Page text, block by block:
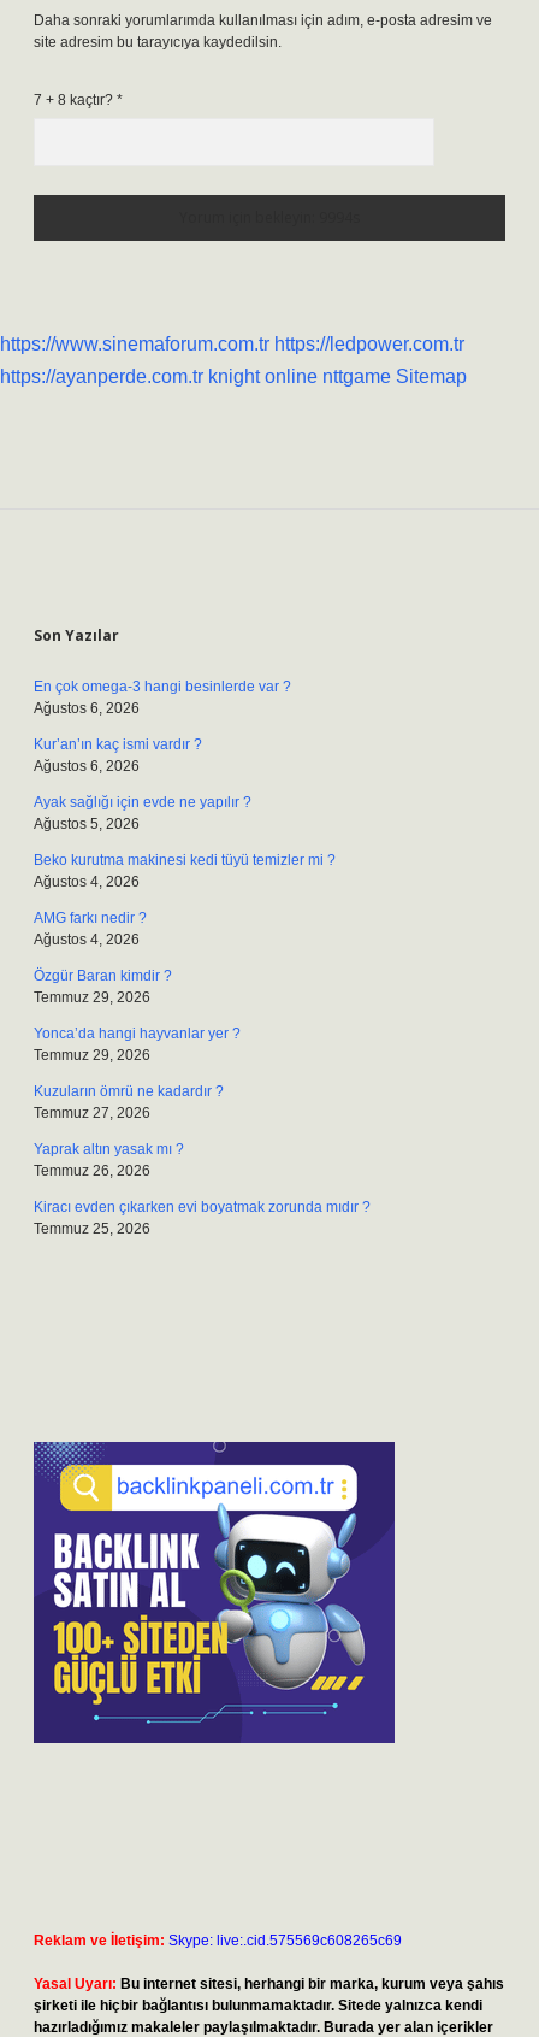
Daha sonraki yorumlarımda kullanılması için adım, e-posta adresim ve
site adresim bu tarayıcıya kaydedilsin.
7 + 8 kaçtır? *
https://www.sinemaforum.com.tr https://ledpower.com.tr
https://ayanperde.com.tr knight online nttgame Sitemap
Son Yazılar
En çok omega-3 hangi besinlerde var ?
Ağustos 6, 2026
Kur’an’ın kaç ismi vardır ?
Ağustos 6, 2026
Ayak sağlığı için evde ne yapılır ?
Ağustos 5, 2026
Beko kurutma makinesi kedi tüyü temizler mi ?
Ağustos 4, 2026
AMG farkı nedir ?
Ağustos 4, 2026
Özgür Baran kimdir ?
Temmuz 29, 2026
Yonca’da hangi hayvanlar yer ?
Temmuz 29, 2026
Kuzuların ömrü ne kadardır ?
Temmuz 27, 2026
Yaprak altın yasak mı ?
Temmuz 26, 2026
Kiracı evden çıkarken evi boyatmak zorunda mıdır ?
Temmuz 25, 2026
Reklam ve İletişim: Skype: live:.cid.575569c608265c69
Yasal Uyarı: Bu internet sitesi, herhangi bir marka, kurum veya şahıs
şirketi ile hiçbir bağlantısı bulunmamaktadır. Sitede yalnızca kendi
hazırladığımız makaleler paylaşılmaktadır. Burada yer alan içerikler